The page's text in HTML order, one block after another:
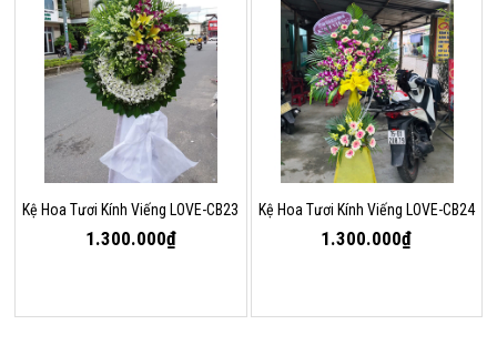
Kệ Hoa Tươi Kính Viếng LOVE-CB23
1.300.000₫
Kệ Hoa Tươi Kính Viếng LOVE-CB24
1.300.000₫